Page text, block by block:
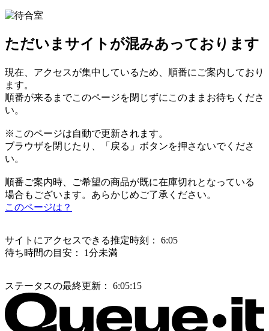
ただいまサイトが混みあっております
現在、アクセスが集中しているため、順番にご案内しており
ます。
順番が来るまでこのページを閉じずにこのままお待ちくださ
い。
※このページは自動で更新されます。
ブラウザを閉じたり、「戻る」ボタンを押さないでくださ
い。
順番ご案内時、ご希望の商品が既に在庫切れとなっている
場合もございます。あらかじめご了承ください。
このページは？
サイトにアクセスできる推定時刻：
6:05
待ち時間の目安：
1分未満
ステータスの最終更新： 6:05:15